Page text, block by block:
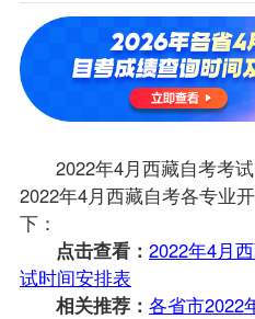
2022年4月西藏自考考
2022年4月西藏自考各专业
下：
点击查看：2022年4月
试时间安排表
相关推荐：各省市2022